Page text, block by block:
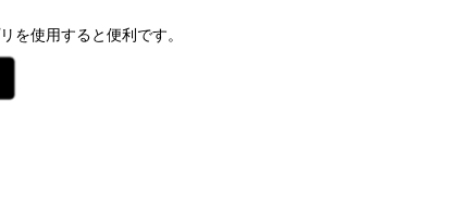
を使用すると便利です。